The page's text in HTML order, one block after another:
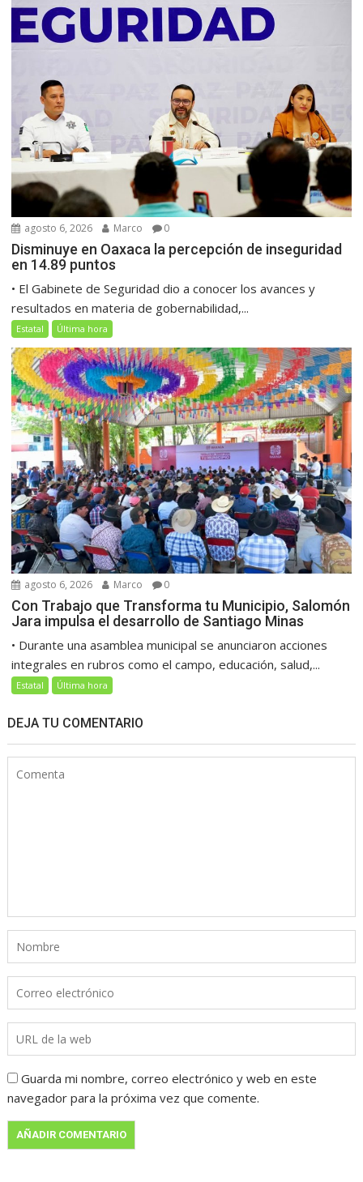
agosto 6, 2026 Marco 0
Disminuye en Oaxaca la percepción de inseguridad
en 14.89 puntos
• El Gabinete de Seguridad dio a conocer los avances y
resultados en materia de gobernabilidad,...
Estatal Última hora
agosto 6, 2026 Marco 0
Con Trabajo que Transforma tu Municipio, Salomón
Jara impulsa el desarrollo de Santiago Minas
• Durante una asamblea municipal se anunciaron acciones
integrales en rubros como el campo, educación, salud,...
Estatal Última hora
DEJA TU COMENTARIO
Guarda mi nombre, correo electrónico y web en este
navegador para la próxima vez que comente.